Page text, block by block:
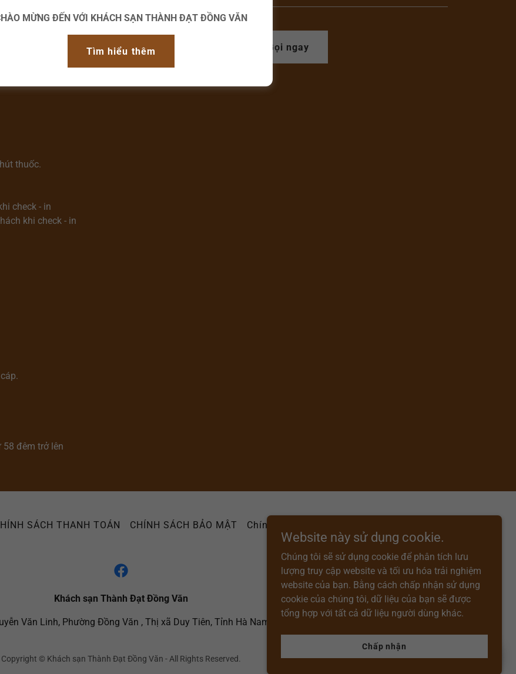
gian phòng thoáng đãng và đầy áp ánh sáng
khách nghỉ ngơi và thư giãn.
thuốc.
check - in
khi check - in
đêm trở lên
Gọi ngay
SÁCH THANH TOÁN CHÍNH SÁCH BẢO MẬT Chính sách về quyền riêng tư
Khách sạn Thành Đạt Đồng Văn
Văn Linh, Phường Đồng Văn , Thị xã Duy Tiên, Tỉnh Hà Nam, Việt Nam
Copyright © Khách sạn Thành Đạt Đồng Văn - All Rights Reserved.
MỪNG ĐẾN VỚI KHÁCH SẠN THÀNH ĐẠT ĐỒNG VĂN
Tìm hiểu thêm
Website này sử dụng cookie.
Chúng tôi sẽ sử dụng cookie để phân tích lưu
lượng truy cập website và tối ưu hóa trải nghiệm
website của bạn. Bằng cách chấp nhận sử dụng
cookie của chúng tôi, dữ liệu của bạn sẽ được
tổng hợp với tất cả dữ liệu người dùng khác.
Chấp nhận